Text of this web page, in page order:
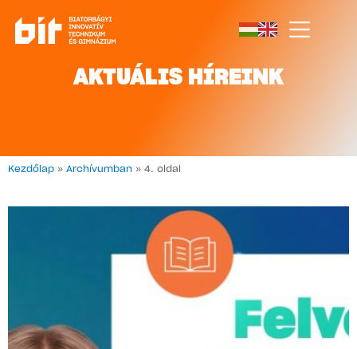
AKTUÁLIS HÍREINK
Kezdőlap » Archívumban » 4. oldal